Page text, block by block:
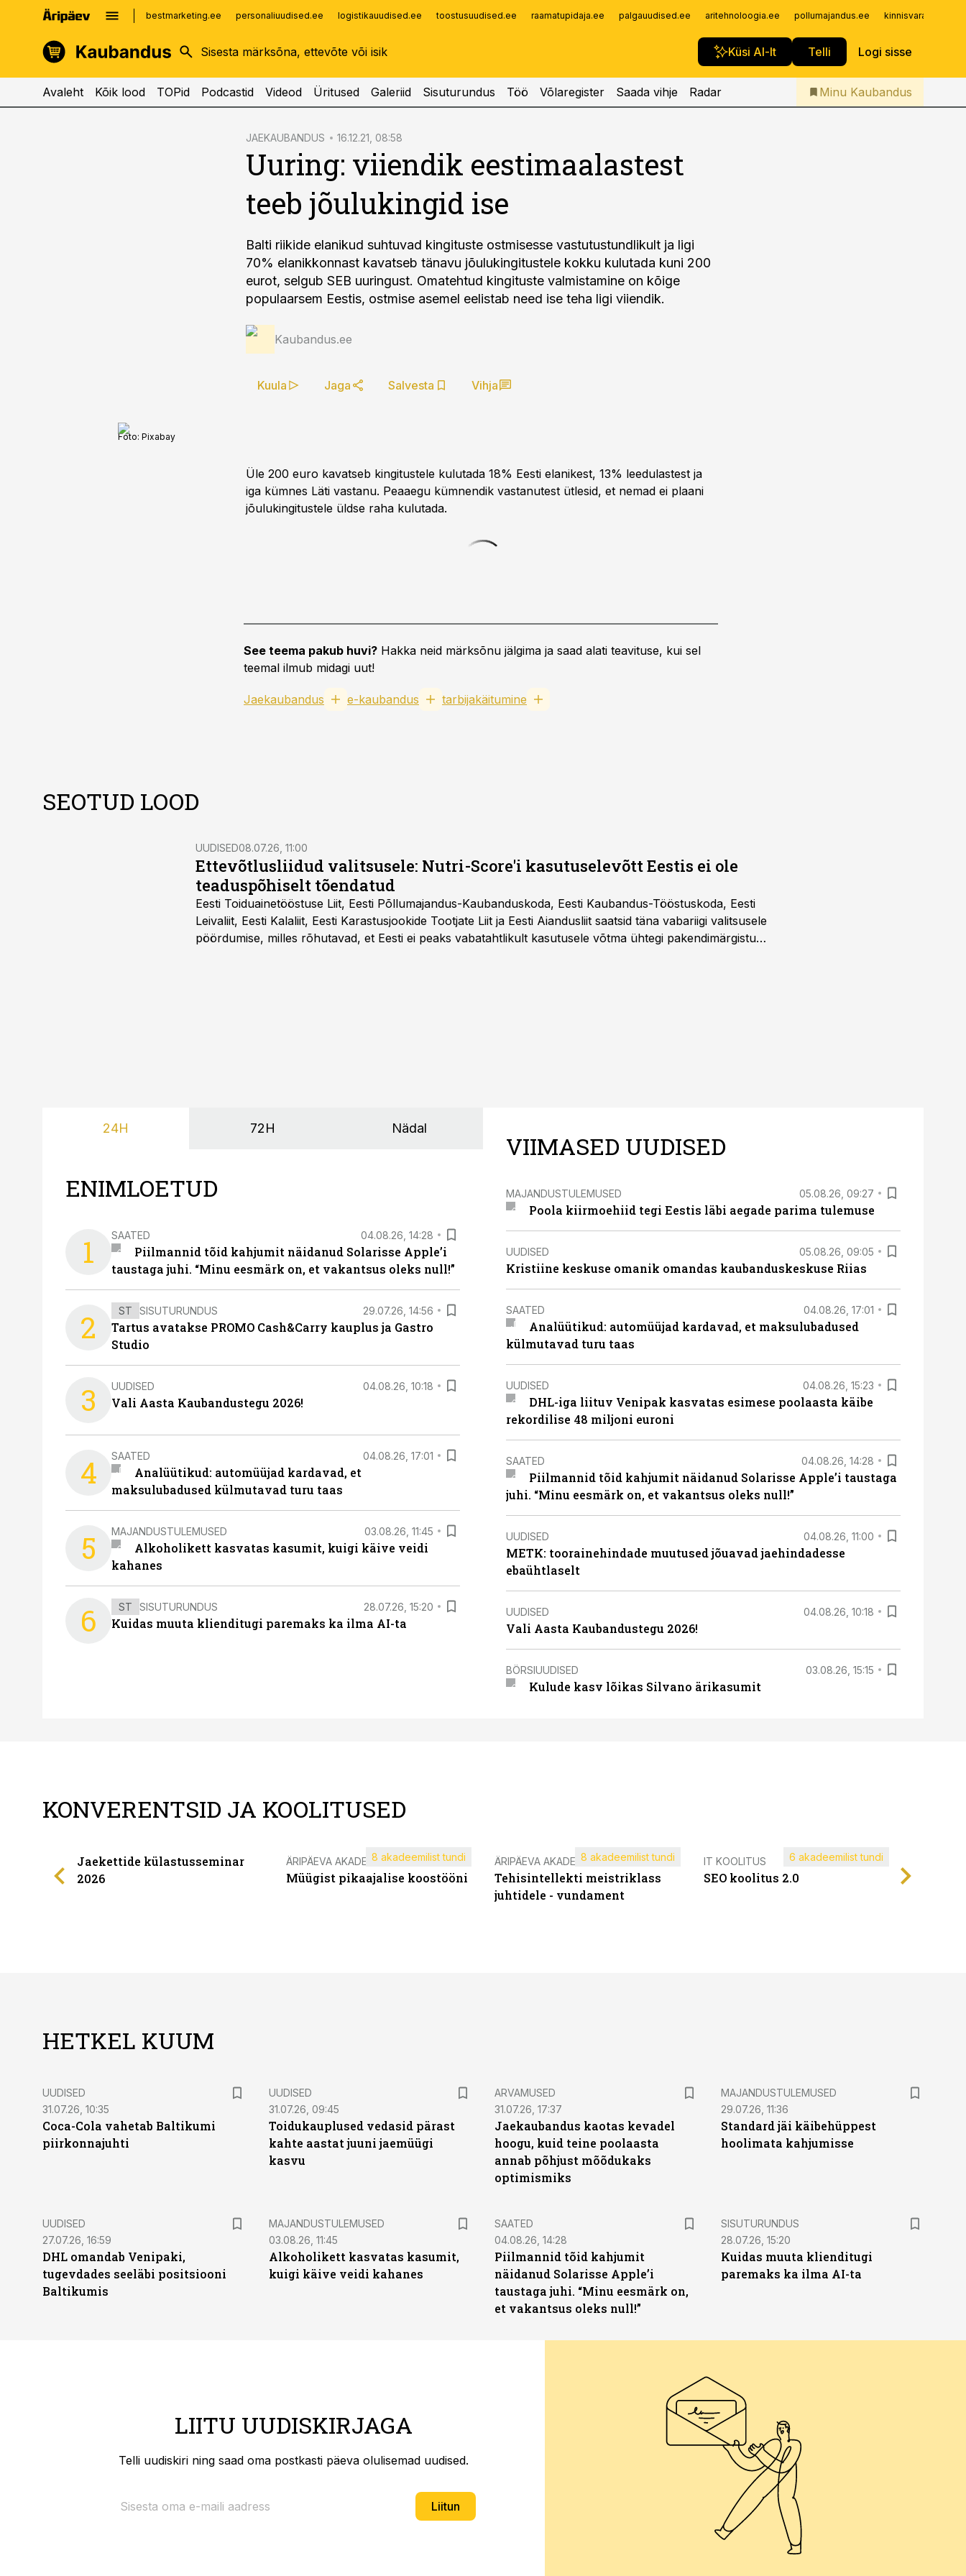
bestmarketing.ee personaliuudised.ee logistikauudised.ee toostusuudised.ee raamatupidaja.ee palgauudised.ee aritehnoloogia.ee pollumajandus.ee
Küsi AI-lt Telli Logi sisse
kinnisvarauudised.ee
logistikauudised.ee
imelineajalugu.ee
Infopank
Iseteenindus
Telli Kaubandus
Avaleht Kõik lood TOPid Podcastid Videod Üritused Galeriid Sisuturundus Töö Võlaregister Saada vihje Radar Minu Kaubandus
JAEKAUBANDUS 16.12.21, 08:58
Uuring: viiendik eestimaalastest
teeb jõulukingid ise
Balti riikide elanikud suhtuvad kingituste ostmisesse vastutustundlikult ja ligi
70% elanikkonnast kavatseb tänavu jõulukingitustele kokku kulutada kuni 200
eurot, selgub SEB uuringust. Omatehtud kingituste valmistamine on kõige
populaarsem Eestis, ostmise asemel eelistab need ise teha ligi viiendik.
Kaubandus.ee
Kuula Jaga Salvesta Vihja
Foto: Pixabay
Üle 200 euro kavatseb kingitustele kulutada 18% Eesti elanikest, 13% leedulastest ja
iga kümnes Läti vastanu. Peaaegu kümnendik vastanutest ütlesid, et nemad ei plaani
jõulukingitustele üldse raha kulutada.
See teema pakub huvi? Hakka neid märksõnu jälgima ja saad alati teavituse, kui sel
teemal ilmub midagi uut!
Jaekaubandus e-kaubandus tarbijakäitumine
SEOTUD LOOD
UUDISED08.07.26, 11:00
Ettevõtlusliidud valitsusele: Nutri-Score'i kasutuselevõtt Eestis ei ole
teaduspõhiselt tõendatud
Eesti Toiduainetööstuse Liit, Eesti Põllumajandus-Kaubanduskoda, Eesti Kaubandus-Tööstuskoda, Eesti
Leivaliit, Eesti Kalaliit, Eesti Karastusjookide Tootjate Liit ja Eesti Aiandusliit saatsid täna vabariigi valitsusele
pöördumise, milles rõhutavad, et Eesti ei peaks vabatahtlikult kasutusele võtma ühtegi pakendimärgistuse
24H 72H Nädal
ENIMLOETUD
1 SAATED 04.08.26, 14:28
Piilmannid tõid kahjumit näidanud Solarisse Apple’i
taustaga juhi. “Minu eesmärk on, et vakantsus oleks null!”
2 ST SISUTURUNDUS 29.07.26, 14:56
Tartus avatakse PROMO Cash&Carry kauplus ja Gastro
Studio
3 UUDISED 04.08.26, 10:18
Vali Aasta Kaubandustegu 2026!
4 SAATED 04.08.26, 17:01
Analüütikud: automüüjad kardavad, et
maksulubadused külmutavad turu taas
5 MAJANDUSTULEMUSED 03.08.26, 11:45
Alkoholikett kasvatas kasumit, kuigi käive veidi
kahanes
6 ST SISUTURUNDUS 28.07.26, 15:20
Kuidas muuta klienditugi paremaks ka ilma AI-ta
VIIMASED UUDISED
MAJANDUSTULEMUSED 05.08.26, 09:27
Poola kiirmoehiid tegi Eestis läbi aegade parima tulemuse
UUDISED 05.08.26, 09:05
Kristiine keskuse omanik omandas kaubanduskeskuse Riias
SAATED 04.08.26, 17:01
Analüütikud: automüüjad kardavad, et maksulubadused
külmutavad turu taas
UUDISED 04.08.26, 15:23
DHL-iga liituv Venipak kasvatas esimese poolaasta käibe
rekordilise 48 miljoni euroni
SAATED 04.08.26, 14:28
Piilmannid tõid kahjumit näidanud Solarisse Apple’i taustaga
juhi. “Minu eesmärk on, et vakantsus oleks null!”
UUDISED 04.08.26, 11:00
METK: toorainehindade muutused jõuavad jaehindadesse
ebaühtlaselt
UUDISED 04.08.26, 10:18
Vali Aasta Kaubandustegu 2026!
BÖRSIUUDISED 03.08.26, 15:15
Kulude kasv lõikas Silvano ärikasumit
KONVERENTSID JA KOOLITUSED
Jaekettide külastusseminar
2026
ÄRIPÄEVA AKADEEMIA
Müügist pikaajalise koostööni
8 akadeemilist tundi ÄRIPÄEVA AKADEEMIA
Tehisintellekti meistriklass
juhtidele - vundament
8 akadeemilist tundi IT KOOLITUS
SEO koolitus 2.0
6 akadeemilist tundi
HETKEL KUUM
UUDISED
31.07.26, 10:35
Coca-Cola vahetab Baltikumi
piirkonnajuhti
UUDISED
31.07.26, 09:45
Toidukauplused vedasid pärast
kahte aastat juuni jaemüügi
kasvu
ARVAMUSED
31.07.26, 17:37
Jaekaubandus kaotas kevadel
hoogu, kuid teine poolaasta
annab põhjust mõõdukaks
optimismiks
MAJANDUSTULEMUSED
29.07.26, 11:36
Standard jäi käibehüppest
hoolimata kahjumisse
UUDISED
27.07.26, 16:59
DHL omandab Venipaki,
tugevdades seeläbi positsiooni
Baltikumis
MAJANDUSTULEMUSED
03.08.26, 11:45
Alkoholikett kasvatas kasumit,
kuigi käive veidi kahanes
SAATED
04.08.26, 14:28
Piilmannid tõid kahjumit
näidanud Solarisse Apple’i
taustaga juhi. “Minu eesmärk on,
et vakantsus oleks null!”
ST
SISUTURUNDUS
28.07.26, 15:20
Kuidas muuta klienditugi
paremaks ka ilma AI-ta
LIITU UUDISKIRJAGA
Telli uudiskiri ning saad oma postkasti päeva olulisemad uudised.
Liitun